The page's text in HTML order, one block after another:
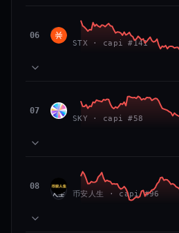
momentum 24 h dégradé (−2,7
(0,3 % de sa capitalisation
CAP. MARCHÉ
VAR. 7 J
−12,5 %
VS ATH
TECHNIQUE
VOLUME
NEWS
h atone (1,0 % de sa
297 M$
06 STX Stacks
STX · capi #141
TECHNIQUE
VOLUME
NEWS
07 SKY Sky
SKY · capi #58
TECHNIQUE
VOLUME
NEWS
08
币安
人生
币安人生 (BinanceLife)
币安人生 · capi #96